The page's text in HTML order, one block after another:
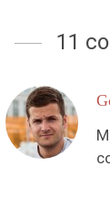
11